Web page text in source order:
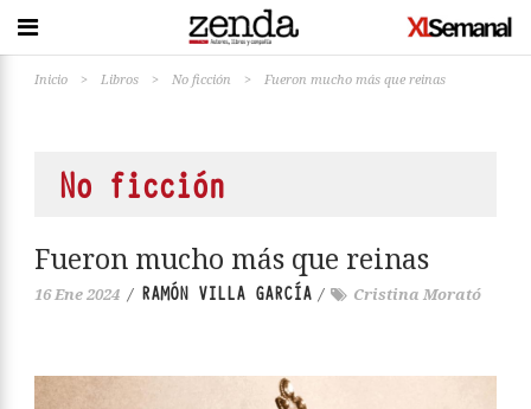
Inicio > Libros > No ficción > Fueron mucho más que reinas
No ficción
Fueron mucho más que reinas
16 Ene 2024 / RAMÓN VILLA GARCÍA / Cristina Morató